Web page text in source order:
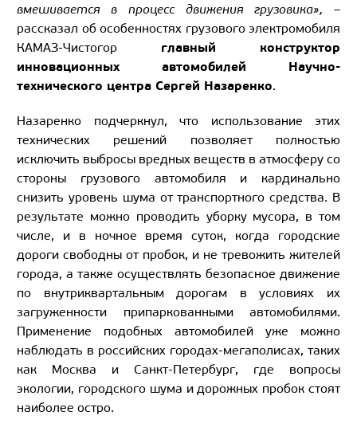
вмешивается в процесс движения грузовика», –
рассказал об особенностях грузового электромобиля
КАМАЗ-Чистогор главный конструктор
инновационных автомобилей Научно-
технического центра Сергей Назаренко.
Назаренко подчеркнул, что использование этих
технических решений позволяет полностью
исключить выбросы вредных веществ в атмосферу со
стороны грузового автомобиля и кардинально
снизить уровень шума от транспортного средства. В
результате можно проводить уборку мусора, в том
числе, и в ночное время суток, когда городские
дороги свободны от пробок, и не тревожить жителей
города, а также осуществлять безопасное движение
по внутриквартальным дорогам в условиях их
загруженности припаркованными автомобилями.
Применение подобных автомобилей уже можно
наблюдать в российских городах-мегаполисах, таких
как Москва и Санкт-Петербург, где вопросы
экологии, городского шума и дорожных пробок стоят
наиболее остро.